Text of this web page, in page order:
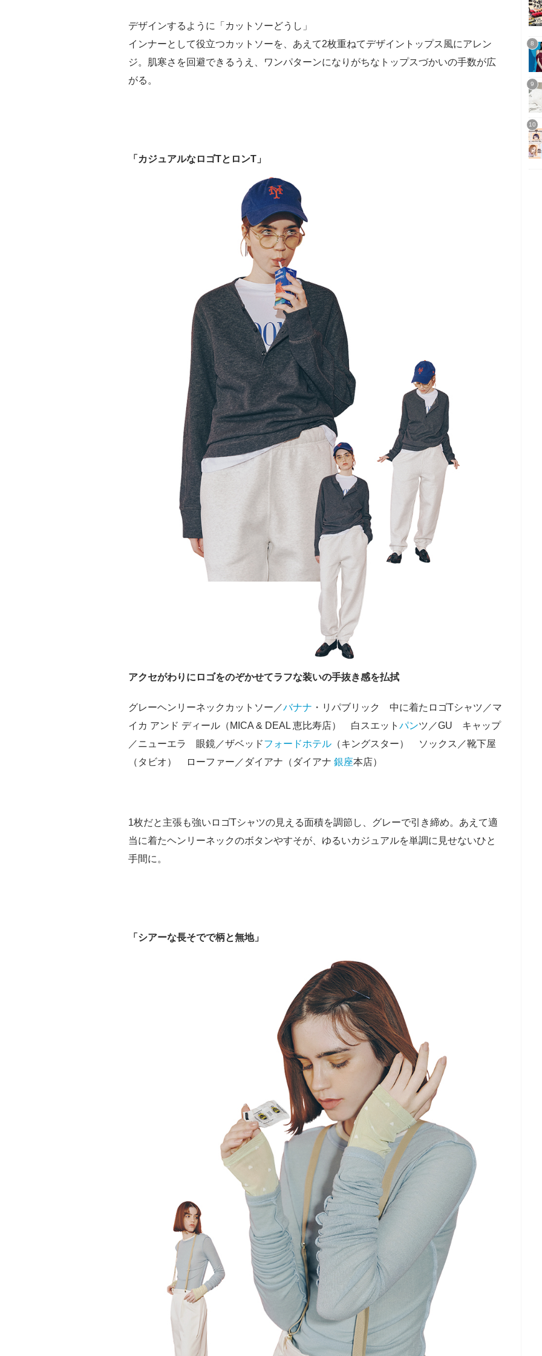
デザインするように「カットソーどうし」
インナーとして役立つカットソーを、あえて2枚重ねてデザイントップス風にアレン
ジ。肌寒さを回避できるうえ、ワンパターンになりがちなトップスづかいの手数が広
がる。
「カジュアルなロゴTとロンT」
アクセがわりにロゴをのぞかせてラフな装いの手抜き感を払拭
グレーヘンリーネックカットソー／バナナ ・リパブリック 中に着たロゴTシャツ／マ
イカ アンド ディール（MICA & DEAL 恵比寿店） 白スエット パンツ／GU キャップ
／ニューエラ 眼鏡／ザベッドフォードホテル （キングスター） ソックス／靴下屋
（タビオ） ローファー／ダイアナ（ダイアナ 銀座本店）
1枚だと主張も強いロゴTシャツの見える面積を調節し、グレーで引き締め。あえて適
当に着たヘンリーネックのボタンやすそが、ゆるいカジュアルを単調に見せないひと
手間に。
「シアーな長そでで柄と無地」